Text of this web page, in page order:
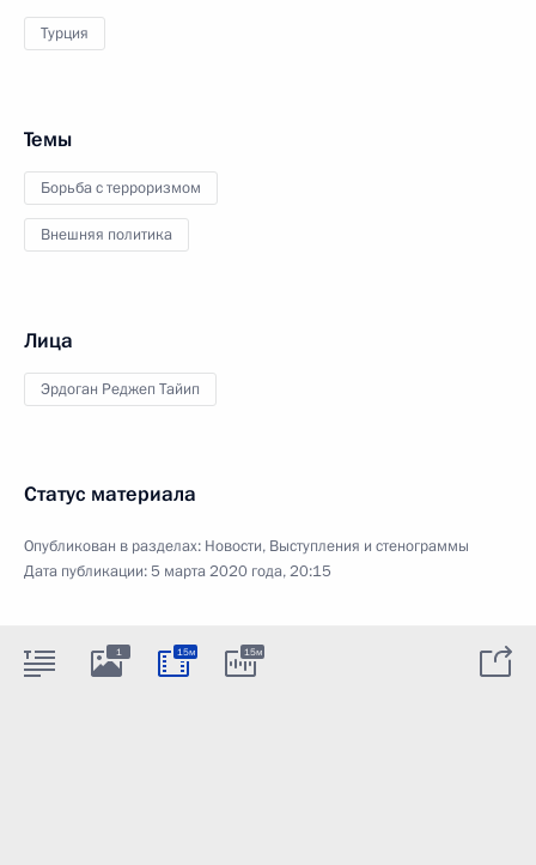
Турция
Темы
Борьба с терроризмом
Внешняя политика
Лица
Эрдоган Реджеп Тайип
Статус материала
Опубликован в разделах: Новости, Выступления и стенограммы
Дата публикации:5 марта 2020 года, 20:15
1 15м 15м